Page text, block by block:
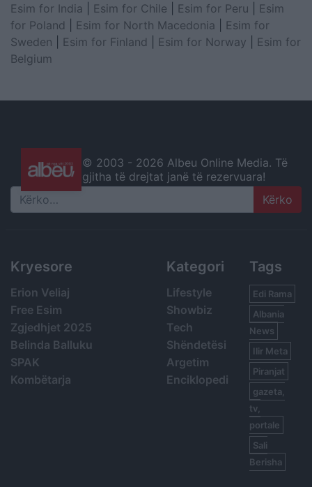
Esim for India
Esim for Chile Esim for Peru
Esim
for Poland
Esim for North Macedonia
Esim for
Sweden
Esim for Finland Esim for Norway
Esim for
Belgium
© 2003 - 2026 Albeu Online Media. Të
gjitha të drejtat janë të rezervuara!
Search
Kryesore
Erion Veliaj
Free Esim
Zgjedhjet 2025
Belinda Balluku
SPAK
Kombëtarja
Kategori
Lifestyle
Showbiz
Tech
Shëndetësi
Argetim
Enciklopedi
Tags
Edi Rama
Albania
News
Ilir Meta
Piranjat
gazeta,
tv,
portale
Sali
Berisha